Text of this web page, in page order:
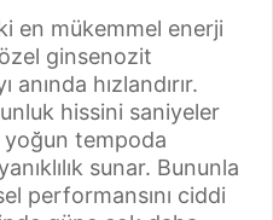
en mükemmel enerji
ginsenozit
hızlandırır.
hissini saniyeler
yoğun tempoda
sunar. Bununla
performansını ciddi